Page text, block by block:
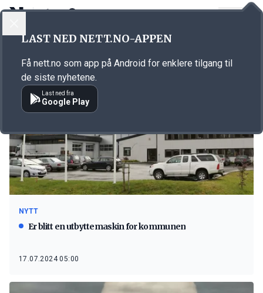
Emne: Sykkylven Energi
NYTT
Er blitt en utbyttemaskin for kommunen
17.07.2024 05:00
LAST NED NETT.NO-APPEN
Få nett.no som app på Android for enklere tilgang til
de siste nyhetene.
Last ned fra
Google Play